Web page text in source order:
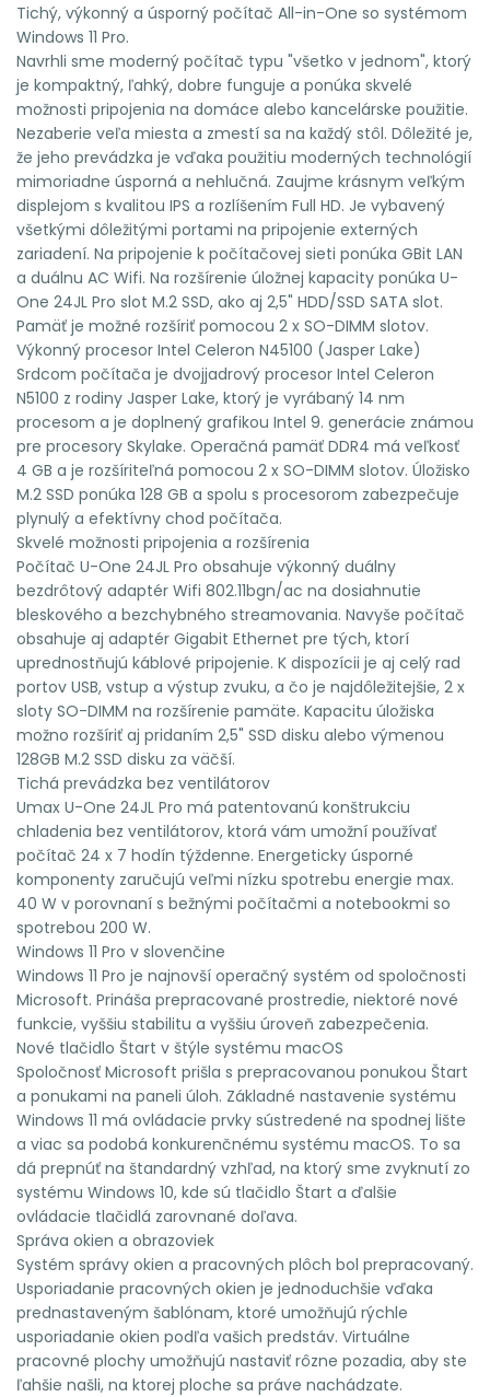
Tichý, výkonný a úsporný počítač All-in-One so systémom
Windows 11 Pro.
Navrhli sme moderný počítač typu "všetko v jednom", ktorý
je kompaktný, ľahký, dobre funguje a ponúka skvelé
možnosti pripojenia na domáce alebo kancelárske použitie.
Nezaberie veľa miesta a zmestí sa na každý stôl. Dôležité je,
že jeho prevádzka je vďaka použitiu moderných technológií
mimoriadne úsporná a nehlučná. Zaujme krásnym veľkým
displejom s kvalitou IPS a rozlíšením Full HD. Je vybavený
všetkými dôležitými portami na pripojenie externých
zariadení. Na pripojenie k počítačovej sieti ponúka GBit LAN
a duálnu AC Wifi. Na rozšírenie úložnej kapacity ponúka U-
One 24JL Pro slot M.2 SSD, ako aj 2,5" HDD/SSD SATA slot.
Pamäť je možné rozšíriť pomocou 2 x SO-DIMM slotov.
Výkonný procesor Intel Celeron N45100 (Jasper Lake)
Srdcom počítača je dvojjadrový procesor Intel Celeron
N5100 z rodiny Jasper Lake, ktorý je vyrábaný 14 nm
procesom a je doplnený grafikou Intel 9. generácie známou
pre procesory Skylake. Operačná pamäť DDR4 má veľkosť
4 GB a je rozšíriteľná pomocou 2 x SO-DIMM slotov. Úložisko
M.2 SSD ponúka 128 GB a spolu s procesorom zabezpečuje
plynulý a efektívny chod počítača.
Skvelé možnosti pripojenia a rozšírenia
Počítač U-One 24JL Pro obsahuje výkonný duálny
bezdrôtový adaptér Wifi 802.11bgn/ac na dosiahnutie
bleskového a bezchybného streamovania. Navyše počítač
obsahuje aj adaptér Gigabit Ethernet pre tých, ktorí
uprednostňujú káblové pripojenie. K dispozícii je aj celý rad
portov USB, vstup a výstup zvuku, a čo je najdôležitejšie, 2 x
sloty SO-DIMM na rozšírenie pamäte. Kapacitu úložiska
možno rozšíriť aj pridaním 2,5" SSD disku alebo výmenou
128GB M.2 SSD disku za väčší.
Tichá prevádzka bez ventilátorov
Umax U-One 24JL Pro má patentovanú konštrukciu
chladenia bez ventilátorov, ktorá vám umožní používať
počítač 24 x 7 hodín týždenne. Energeticky úsporné
komponenty zaručujú veľmi nízku spotrebu energie max.
40 W v porovnaní s bežnými počítačmi a notebookmi so
spotrebou 200 W.
Windows 11 Pro v slovenčine
Windows 11 Pro je najnovší operačný systém od spoločnosti
Microsoft. Prináša prepracované prostredie, niektoré nové
funkcie, vyššiu stabilitu a vyššiu úroveň zabezpečenia.
Nové tlačidlo Štart v štýle systému macOS
Spoločnosť Microsoft prišla s prepracovanou ponukou Štart
a ponukami na paneli úloh. Základné nastavenie systému
Windows 11 má ovládacie prvky sústredené na spodnej lište
a viac sa podobá konkurenčnému systému macOS. To sa
dá prepnúť na štandardný vzhľad, na ktorý sme zvyknutí zo
systému Windows 10, kde sú tlačidlo Štart a ďalšie
ovládacie tlačidlá zarovnané doľava.
Správa okien a obrazoviek
Systém správy okien a pracovných plôch bol prepracovaný.
Usporiadanie pracovných okien je jednoduchšie vďaka
prednastaveným šablónam, ktoré umožňujú rýchle
usporiadanie okien podľa vašich predstáv. Virtuálne
pracovné plochy umožňujú nastaviť rôzne pozadia, aby ste
ľahšie našli, na ktorej ploche sa práve nachádzate.